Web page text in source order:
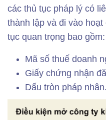
các thủ tục pháp lý có
thành lập và đi vào
tục quan trọng bao gồm:
Mã số thuế doanh
Giấy chứng nhận
Dấu tròn pháp nhân.